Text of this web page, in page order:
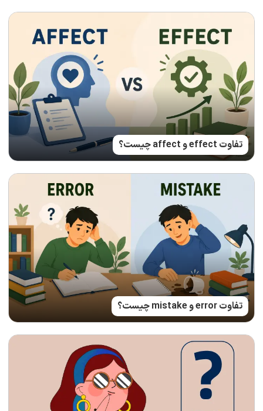
تفاوت effect و affect چیست؟
تفاوت error و mistake چیست؟